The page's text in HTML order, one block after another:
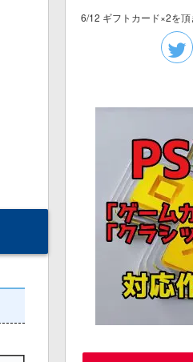
6/12 ギフトカード×2を